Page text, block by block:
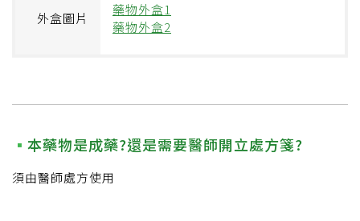
外盒圖片
藥物外盒1
藥物外盒2
本藥物是成藥?還是需要醫師開立處方箋?
須由醫師處方使用